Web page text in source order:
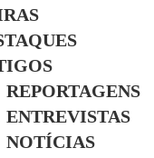
REPORTAGENS
ENTREVISTAS
NOTÍCIAS